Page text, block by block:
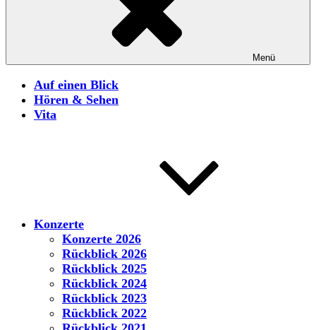
Menü
Auf einen Blick
Hören & Sehen
Vita
Konzerte
Konzerte 2026
Rückblick 2026
Rückblick 2025
Rückblick 2024
Rückblick 2023
Rückblick 2022